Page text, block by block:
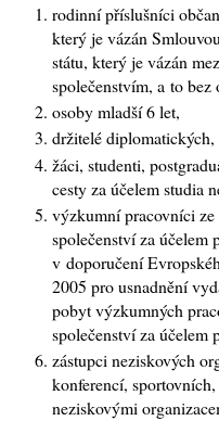
rodinní příslušníci
který je vázán
státu, který je vázán
společenstvím, a to
osoby mladší 6 let,
držitelé
žáci, studenti,
cesty za účelem studia
výzkumní pracovníci
společenství za účelem
v doporučení
2005 pro usnadnění
pobyt výzkumných
společenství za účelem
zástupci neziskových
konferencí,
neziskovými